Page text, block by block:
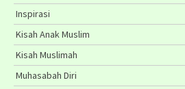
Inspirasi
Kisah Anak Muslim
Kisah Muslimah
Muhasabah Diri